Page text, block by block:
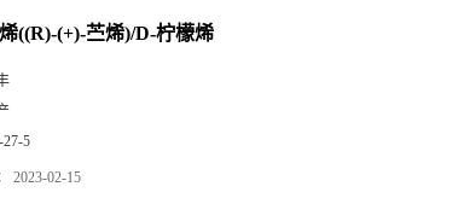
((R)-(+)-苎烯)/D-柠檬烯
27-5
2023-02-15